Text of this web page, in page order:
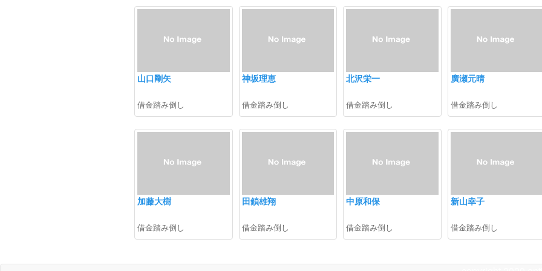
山口剛矢
借金踏み倒し
神坂理恵
借金踏み倒し
北沢栄一
借金踏み倒し
廣瀬元晴
借金踏み倒し
加藤大樹
借金踏み倒し
田鎖雄翔
借金踏み倒し
中原和保
借金踏み倒し
新山幸子
借金踏み倒し